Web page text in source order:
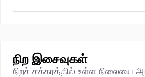
நிற இசைவுகள்
நிறச் சக்கரத்தில் உள்ள நிலையை